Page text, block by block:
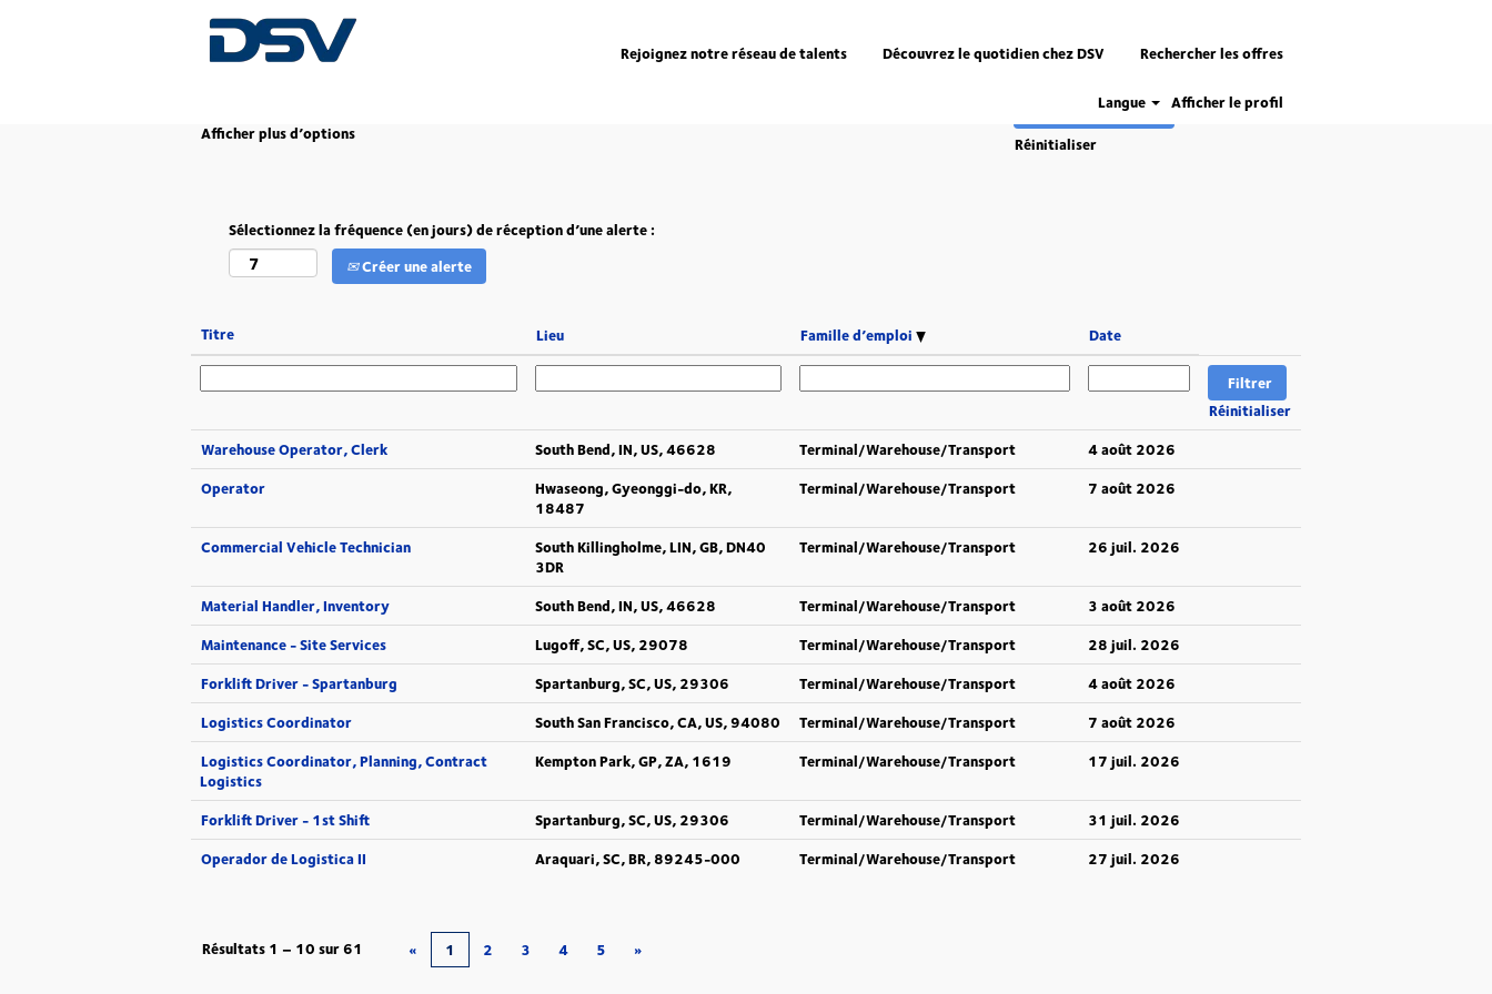
Rejoignez notre réseau de talents Découvrez le quotidien chez DSV Rechercher les offres
Langue Afficher le profil
Accueil |South Africa chez DSV
Afficher plus d’options Réinitialiser
Sélectionnez la fréquence (en jours) de réception d’une alerte :
Créer une alerte
Titre Lieu Famille d’emploi Date
Réinitialiser
Warehouse Operator, Clerk
South Bend, IN, US, 46628 Terminal/Warehouse/Transport
4 août 2026
Operator
Hwaseong, Gyeonggi-do, KR,
18487
Terminal/Warehouse/Transport 7 août 2026
Commercial Vehicle Technician
South Killingholme, LIN, GB, DN40
3DR
Terminal/Warehouse/Transport 26 juil. 2026
Material Handler, Inventory South Bend, IN, US, 46628 Terminal/Warehouse/Transport
3 août 2026
Maintenance - Site Services
Lugoff, SC, US, 29078 Terminal/Warehouse/Transport
28 juil. 2026
Forklift Driver - Spartanburg
Spartanburg, SC, US, 29306 Terminal/Warehouse/Transport
4 août 2026
Logistics Coordinator
South San Francisco, CA, US, 94080 Terminal/Warehouse/Transport
7 août 2026
Logistics Coordinator, Planning, Contract
Logistics
Kempton Park, GP, ZA, 1619 Terminal/Warehouse/Transport 17 juil. 2026
Forklift Driver - 1st Shift Spartanburg, SC, US, 29306 Terminal/Warehouse/Transport
31 juil. 2026
Operador de Logistica II
Araquari, SC, BR, 89245-000 Terminal/Warehouse/Transport 27 juil. 2026
Résultats 1 – 10 sur61 « 1 2 3 4 5 »